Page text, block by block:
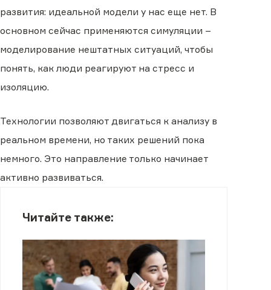
развития: идеальной модели у нас еще нет. В
основном сейчас применяются симуляции −
моделирование нештатных ситуаций, чтобы
понять, как люди реагируют на стресс и
изоляцию.
Технологии позволяют двигаться к анализу в
реальном времени, но таких решений пока
немного. Это направление только начинает
активно развиваться.
Читайте также: